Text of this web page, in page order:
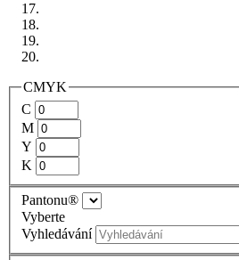
CMYK
C
M
Y
K
Pantonu®
Vyberte
Vyhledávání